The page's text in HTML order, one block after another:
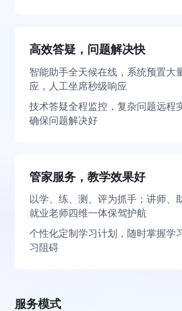
高效答疑，问题解决快
智能助手全天候在线，系统预置大
应，人工坐席秒级响应
技术答疑全程监控，复杂问题远程
确保问题解决好
管家服务，教学效果好
以学、练、测、评为抓手；讲师、
就业老师四维一体保驾护航
个性化定制学习计划，随时掌握学
习阻碍
服务模式